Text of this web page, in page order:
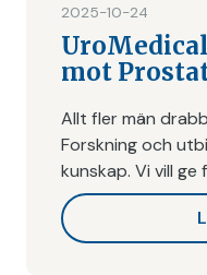
2025-10-24
mot
Allt fler män
Forskning och
kunskap. Vi vill
diagnostik och
jämlik för alla m…